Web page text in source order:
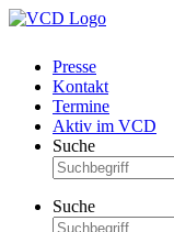
Presse
Kontakt
Termine
Aktiv im VCD
Suche
Suche